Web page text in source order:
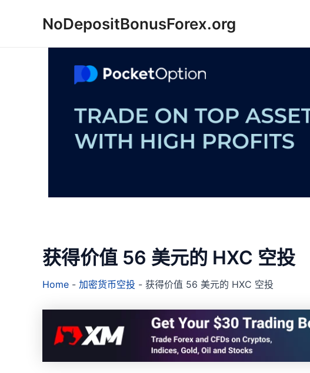
NoDepositBonusForex.org
获得价值 56 美元的 HXC 空投
Home - 加密货币空投 - 获得价值 56 美元的 HXC 空投